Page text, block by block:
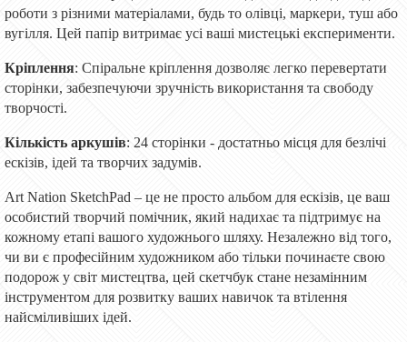
роботи з різними матеріалами, будь то олівці, маркери, туш або
вугілля. Цей папір витримає усі ваші мистецькі експерименти.
Кріплення: Спіральне кріплення дозволяє легко перевертати
сторінки, забезпечуючи зручність використання та свободу
творчості.
Кількість аркушів: 24 сторінки - достатньо місця для безлічі
ескізів, ідей та творчих задумів.
Art Nation SketchPad – це не просто альбом для ескізів, це ваш
особистий творчий помічник, який надихає та підтримує на
кожному етапі вашого художнього шляху. Незалежно від того,
чи ви є професійним художником або тільки починаєте свою
подорож у світ мистецтва, цей скетчбук стане незамінним
інструментом для розвитку ваших навичок та втілення
найсміливіших ідей.